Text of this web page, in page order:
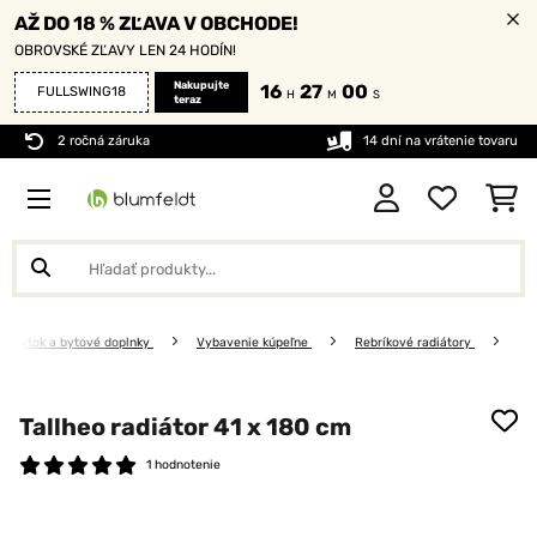
AŽ DO 18 % ZĽAVA V OBCHODE!
OBROVSKÉ ZĽAVY LEN 24 HODÍN!
FULLSWING18
Nakupujte
teraz
16 H 27 M 00 S
2 ročná záruka 14 dní na vrátenie tovaru
a bytové doplnky Vybavenie kúpeľne Rebríkové radiátory
Tallheo radiátor 41 x 180 cm
1 hodnotenie